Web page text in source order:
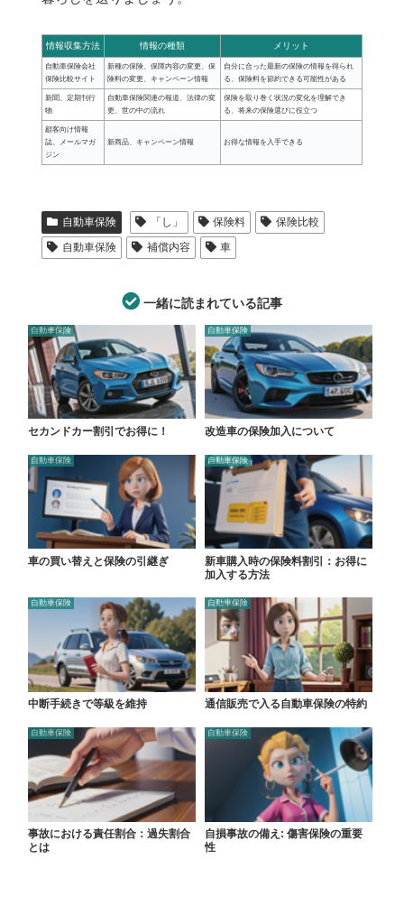
情報収集方法 情報の種類 メリット
自動車保険会社
保険比較サイト
新種の保険、保障内容の変更、保
険料の変更、キャンペーン情報
自分に合った最新の保険の情報を得られ
る、保険料を節約できる可能性がある
新聞、定期刊行
物
自動車保険関連の報道、法律の変
更、世の中の流れ
保険を取り巻く状況の変化を理解でき
る、将来の保険選びに役立つ
顧客向け情報
誌、メールマガ
ジン
新商品、キャンペーン情報 お得な情報を入手できる
自動車保険 「し」 保険料
保険比較
自動車保険
補償内容 車
一緒に読まれている記事
自動車保険
セカンドカー割引でお得に！
自動車保険
改造車の保険加入について
自動車保険
車の買い替えと保険の引継ぎ
自動車保険
新車購入時の保険料割引：お得に
加入する方法
自動車保険
中断手続きで等級を維持
自動車保険
通信販売で入る自動車保険の特約
自動車保険
事故における責任割合：過失割合
とは
自動車保険
自損事故の備え: 傷害保険の重要
性